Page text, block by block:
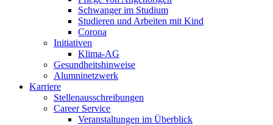
Schwanger im Studium
Studieren und Arbeiten mit Kind
Corona
Initiativen
Klima-AG
Gesundheitshinweise
Alumninetzwerk
Karriere
Stellenausschreibungen
Career Service
Veranstaltungen im Überblick